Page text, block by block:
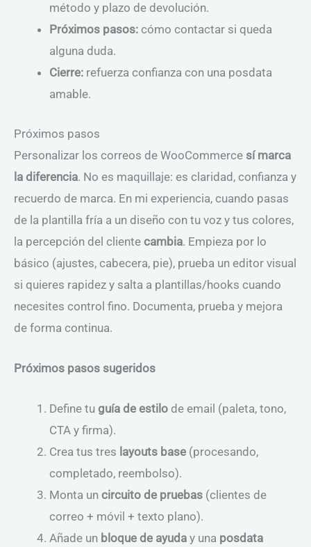
método y plazo de devolución.
Próximos pasos: cómo contactar si queda
alguna duda.
Cierre: refuerza confianza con una posdata
amable.
Próximos pasos
Personalizar los correos de WooCommerce sí marca
la diferencia. No es maquillaje: es claridad, confianza y
recuerdo de marca. En mi experiencia, cuando pasas
de la plantilla fría a un diseño con tu voz y tus colores,
la percepción del cliente cambia. Empieza por lo
básico (ajustes, cabecera, pie), prueba un editor visual
si quieres rapidez y salta a plantillas/hooks cuando
necesites control fino. Documenta, prueba y mejora
de forma continua.
Próximos pasos sugeridos
Define tu guía de estilo de email (paleta, tono,
CTA y firma).
Crea tus tres layouts base (procesando,
completado, reembolso).
Monta un circuito de pruebas (clientes de
correo + móvil + texto plano).
Añade un bloque de ayuda y una posdata